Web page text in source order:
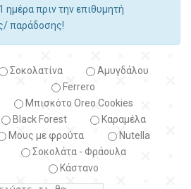
ημέρα πριν την επιθυμητή
παράδοσης!
Σοκολατίνα
Αμυγδάλου
Ferrero
Μπισκότο Oreo Cookies
Black Forest
Kαραμέλα
Μους με φρούτα
Nutella
Σοκολάτα - Φράουλα
Κάστανο